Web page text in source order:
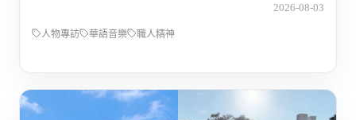
2026-08-03
人物專訪 華語音樂 職人精神